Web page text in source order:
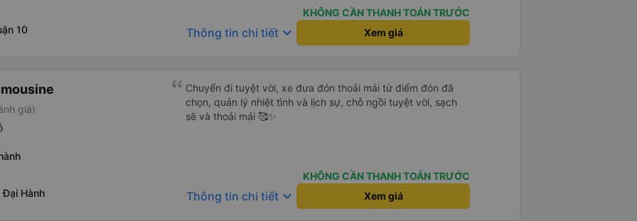
10
nhất phải cải thiện là wifi trên xe ko kết nối được.
KHÔNG CẦN THANH TOÁN TRƯỚC
Thông tin chi tiết keyboard_arrow_down Xem giá
giá)
Đại Hành
Chuyến đi tuyệt vời, xe đưa đón thoải mái từ điểm đón đã
chọn, quản lý nhiệt tình và lịch sự, chỗ ngồi tuyệt vời, sạch
sẽ và thoải mái 🥰✨
KHÔNG CẦN THANH TOÁN TRƯỚC
Thông tin chi tiết keyboard_arrow_down Xem giá